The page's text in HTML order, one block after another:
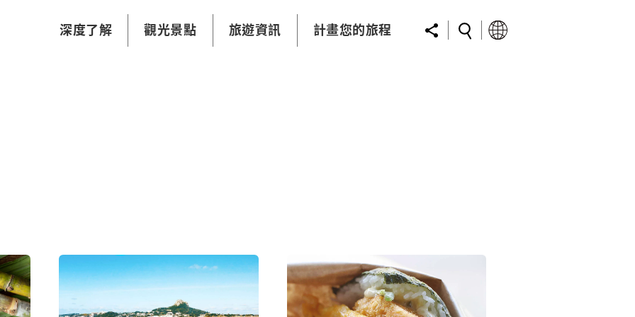
深度了解 觀光景點 旅遊資訊 計畫您的旅程